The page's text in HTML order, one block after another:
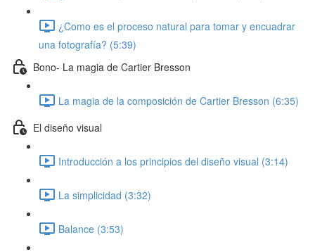
¿Como es el proceso natural para tomar y encuadrar
una fotografía? (5:39)
Bono- La magia de Cartier Bresson
La magia de la composición de Cartier Bresson (6:35)
El diseño visual
Introducción a los principios del diseño visual (3:14)
La simplicidad (3:32)
Balance (3:53)